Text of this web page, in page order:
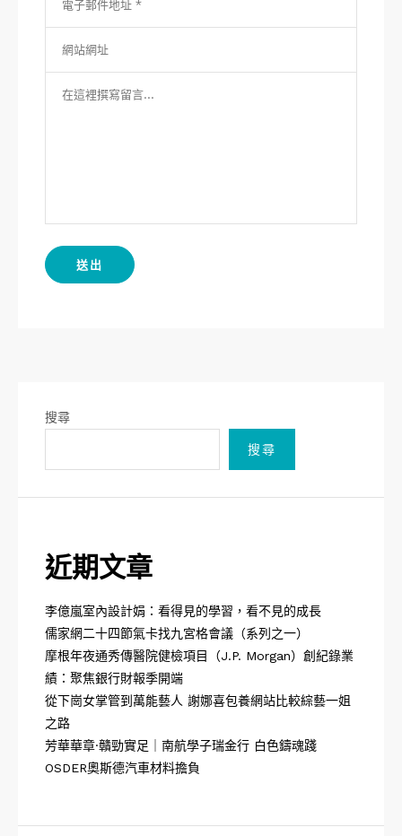
搜尋
搜尋
近期文章
李億嵐室內設計娟：看得見的學習，看不見的成長
儒家網二十四節氣卡找九宮格會議（系列之一）
摩根年夜通秀傳醫院健檢項目（J.P. Morgan）創紀錄業
績：聚焦銀行財報季開端
從下崗女掌管到萬能藝人 謝娜喜包養網站比較綜藝一姐
之路
芳華華章·贛勁實足｜南航學子瑞金行 白色鑄魂踐
OSDER奧斯德汽車材料擔負